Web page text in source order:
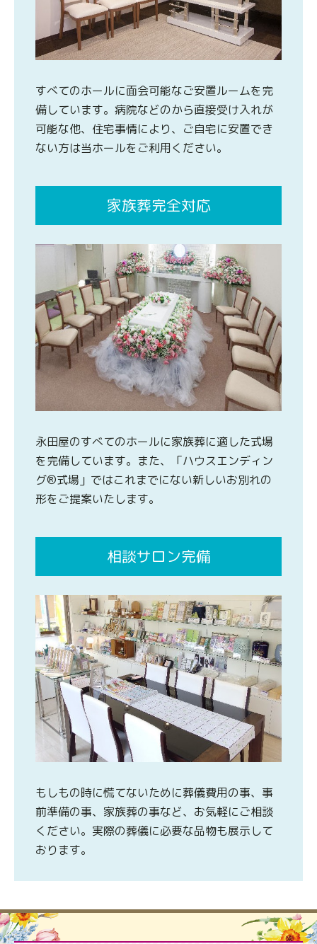
すべてのホールに面会可能なご安置ルームを完
備しています。病院などのから直接受け入れが
可能な他、住宅事情により、ご自宅に安置でき
ない方は当ホールをご利用ください。
家族葬完全対応
永田屋のすべてのホールに家族葬に適した式場
を完備しています。また、「ハウスエンディン
グ®式場」ではこれまでにない新しいお別れの
形をご提案いたします。
相談サロン完備
もしもの時に慌てないために葬儀費用の事、事
前準備の事、家族葬の事など、お気軽にご相談
ください。実際の葬儀に必要な品物も展示して
おります。